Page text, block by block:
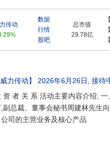
内树立了较高的品牌知名度。2020年,
海上风电机组量身打造的偏航驱动和
补了国内大功率海上风电减速器的空
领先示范企业”等荣誉称号;通过了
证(出口)和IATF16949质量管理体系
用于1MW至17MW等各种功率类型的
逐年提升。面向未来,威力传动将继续
任的行业先锋为目标,向着全球行业一
传动
数据
行情
股吧
总市值
29.78亿
威力传动】 2026年6月26日 , 接待
资 者 关 系 活动主要内容介绍,
,副总裁、董事会秘书周建林先生
公司的主营业务及核心产品